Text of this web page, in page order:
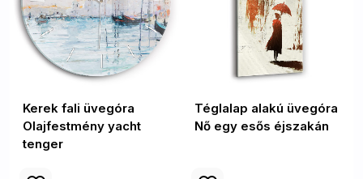
Kerek fali üvegóra
Olajfestmény yacht
tenger
Téglalap alakú üvegóra
Nő egy esős éjszakán